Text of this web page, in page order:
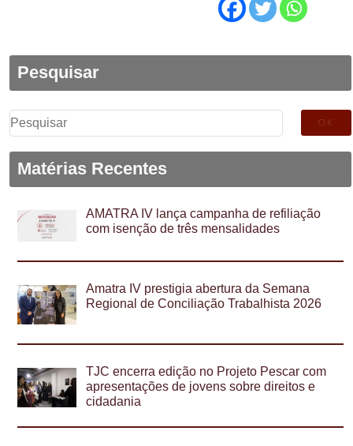
Pesquisar
Pesquisar
por:
Matérias Recentes
AMATRA IV lança campanha de refiliação
com isenção de três mensalidades
Amatra IV prestigia abertura da Semana
Regional de Conciliação Trabalhista 2026
TJC encerra edição no Projeto Pescar com
apresentações de jovens sobre direitos e
cidadania